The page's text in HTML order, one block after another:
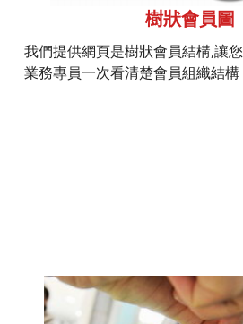
樹狀會員圖
我們提供網頁是樹狀會員結構,讓
業務專員一次看清楚會員組織結構